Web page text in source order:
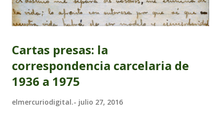
Cartas presas: la
correspondencia carcelaria de
1936 a 1975
elmercuriodigital.- julio 27, 2016